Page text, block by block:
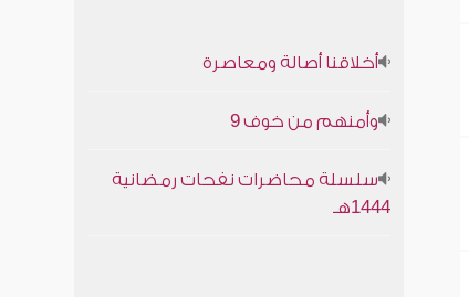
أخلاقنا أصالة ومعاصرة
وأمنهم من خوف 9
سلسلة محاضرات نفحات رمضانية
1444هـ